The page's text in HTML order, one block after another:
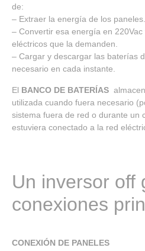
de:
– Extraer la energía de los paneles.
– Convertir esa energía en
eléctricos que la demanden.
– Cargar y descargar las baterías
necesario en cada instante.
El BANCO DE BATERÍAS
utilizada cuando fuera necesario
sistema fuera de red o durante un
estuviera conectado a la red
Un inversor off
conexiones
CONEXIÓN DE PANELES